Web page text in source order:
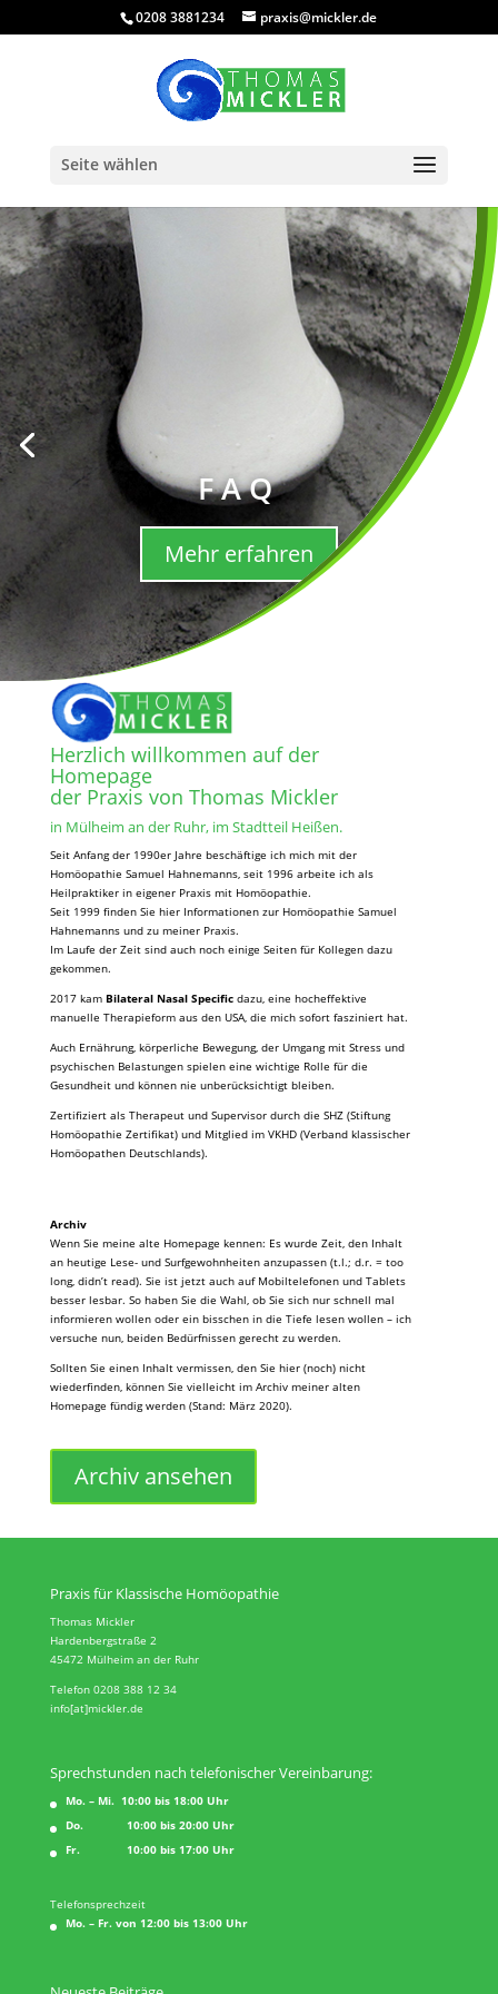
0208 3881234‬ praxis@mickler.de
Seite wählen
FAQ
Mehr erfahren
Herzlich willkommen auf der
Homepage
der Praxis von Thomas Mickler
in Mülheim an der Ruhr, im Stadtteil Heißen.
Seit Anfang der 1990er Jahre beschäftige ich mich mit der
Homöopathie Samuel Hahnemanns, seit 1996 arbeite ich als
Heilpraktiker in eigener Praxis mit Homöopathie.
Seit 1999 finden Sie hier Informationen zur Homöopathie Samuel
Hahnemanns und zu meiner Praxis.
Im Laufe der Zeit sind auch noch einige Seiten für Kollegen dazu
gekommen.
2017 kam Bilateral Nasal Specificdazu, eine hocheffektive
manuelle Therapieform aus den USA, die mich sofort fasziniert hat.
Auch Ernährung, körperliche Bewegung, der Umgang mit Stress und
psychischen Belastungen spielen eine wichtige Rolle für die
Gesundheit und können nie unberücksichtigt bleiben.
Zertifiziert als Therapeut und Supervisor durch die SHZ (Stiftung
Homöopathie Zertifikat) und Mitglied im VKHD (Verband klassischer
Homöopathen Deutschlands).
Archiv
Wenn Sie meine alte Homepage kennen: Es wurde Zeit, den Inhalt
an heutige Lese- und Surfgewohnheiten anzupassen (t.l.; d.r. = too
long, didn’t read). Sie ist jetzt auch auf Mobiltelefonen und Tablets
besser lesbar. So haben Sie die Wahl, ob Sie sich nur schnell mal
informieren wollen oder ein bisschen in die Tiefe lesen wollen – ich
versuche nun, beiden Bedürfnissen gerecht zu werden.
Sollten Sie einen Inhalt vermissen, den Sie hier (noch) nicht
wiederfinden, können Sie vielleicht im Archiv meiner alten
Homepage fündig werden (Stand: März 2020).
Archiv ansehen
Praxis für Klassische Homöopathie
Thomas Mickler
Hardenbergstraße 2
45472 Mülheim an der Ruhr
Telefon 0208 388 12 34
info[at]mickler.de
Sprechstunden nach telefonischer Vereinbarung:
Mo. – Mi. 10:00 bis 18:00 Uhr
Do. 10:00 bis 20:00 Uhr
Fr. 10:00 bis 17:00 Uhr
Telefonsprechzeit
Mo. – Fr. von 12:00 bis 13:00 Uhr